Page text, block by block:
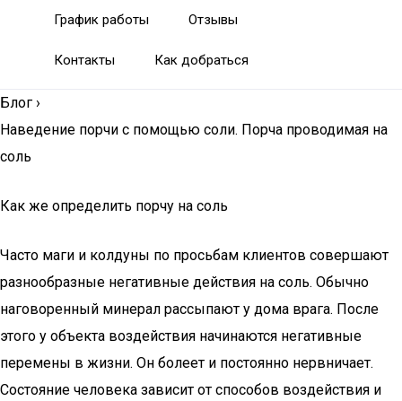
График работы Отзывы
Контакты Как добраться
Блог ›
Наведение порчи с помощью соли. Порча проводимая на
соль
Как же определить порчу на соль
Часто маги и колдуны по просьбам клиентов совершают
разнообразные негативные действия на соль. Обычно
наговоренный минерал рассыпают у дома врага. После
этого у объекта воздействия начинаются негативные
перемены в жизни. Он болеет и постоянно нервничает.
Состояние человека зависит от способов воздействия и